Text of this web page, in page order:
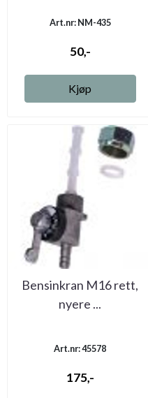
Art.nr: NM-435
50,-
Kjøp
Bensinkran M16 rett,
nyere ...
Art.nr: 45578
175,-